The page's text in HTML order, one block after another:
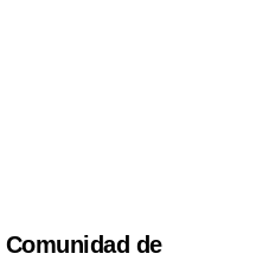
Comunidad de